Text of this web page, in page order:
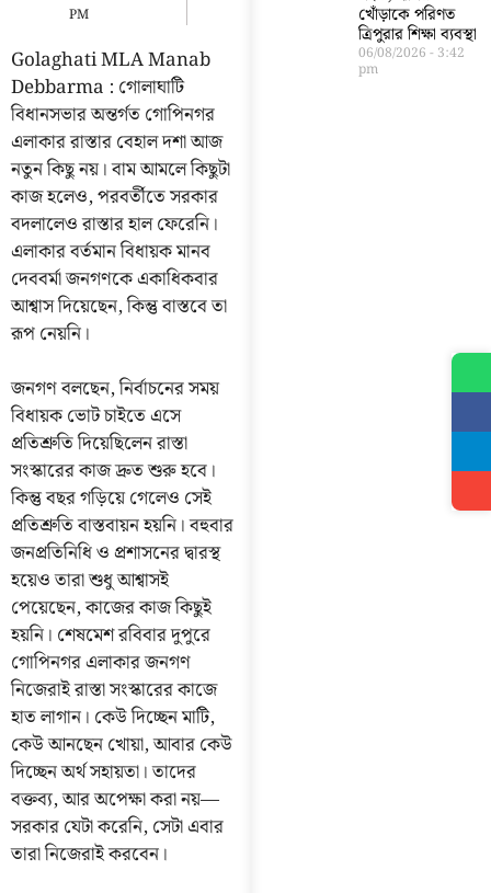
PM
Golaghati MLA Manab
Debbarma : গোলাঘাটি
বিধানসভার অন্তর্গত গোপিনগর
এলাকার রাস্তার বেহাল দশা আজ
নতুন কিছু নয়। বাম আমলে কিছুটা
কাজ হলেও, পরবর্তীতে সরকার
বদলালেও রাস্তার হাল ফেরেনি।
এলাকার বর্তমান বিধায়ক মানব
দেববর্মা জনগণকে একাধিকবার
আশ্বাস দিয়েছেন, কিন্তু বাস্তবে তা
রূপ নেয়নি।
জনগণ বলছেন, নির্বাচনের সময়
বিধায়ক ভোট চাইতে এসে
প্রতিশ্রুতি দিয়েছিলেন রাস্তা
সংস্কারের কাজ দ্রুত শুরু হবে।
কিন্তু বছর গড়িয়ে গেলেও সেই
প্রতিশ্রুতি বাস্তবায়ন হয়নি। বহুবার
জনপ্রতিনিধি ও প্রশাসনের দ্বারস্থ
হয়েও তারা শুধু আশ্বাসই
পেয়েছেন, কাজের কাজ কিছুই
হয়নি। শেষমেশ রবিবার দুপুরে
গোপিনগর এলাকার জনগণ
নিজেরাই রাস্তা সংস্কারের কাজে
হাত লাগান। কেউ দিচ্ছেন মাটি,
কেউ আনছেন খোয়া, আবার কেউ
দিচ্ছেন অর্থ সহায়তা। তাদের
বক্তব্য, আর অপেক্ষা করা নয়—
সরকার যেটা করেনি, সেটা এবার
তারা নিজেরাই করবেন।
খোঁড়াকে পরিণত
ত্রিপুরার শিক্ষা ব্যবস্থা
06/08/2026 3:42
pm